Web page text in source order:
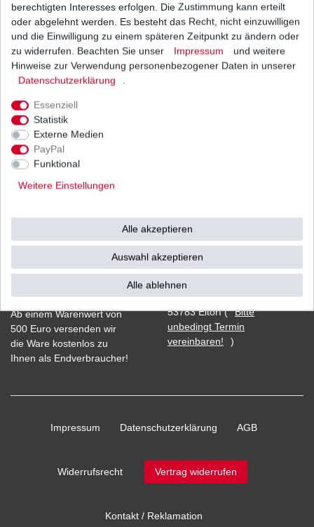
Regler Lichtmaschine Suzuki VL 125 LC
Intruder A4 2000-2008 Japan HQ
UVP 97,99 €
Ab einem Warenwert von
500 Euro versenden wir
die Ware kostenlos zu
Ihnen als Endverbraucher!
Vorkasse
Barzahlung bei Abholung in
53783 Eitorf (
Bitte
unbedingt Termin
vereinbaren!
)
Impressum Daten­schutz­erklärung AGB
Widerrufs­recht Vertrag widerrufen
Kontakt / Reklamation
berechtigten Interesses erfolgen. Die Zustimmung kann erteilt
oder abgelehnt werden. Es besteht das Recht, nicht einzuwilligen
und die Einwilligung zu einem späteren Zeitpunkt zu ändern oder
zu widerrufen. Beachten Sie unser
Impressum
und weitere
Hinweise zur Verwendung personenbezogener Daten in unserer
Daten­schutz­erklärung
.
Essenziell
Statistik
Externe Medien
PayPal
Funktional
Weitere Einstellungen
Alle akzeptieren
Auswahl akzeptieren
Alle ablehnen